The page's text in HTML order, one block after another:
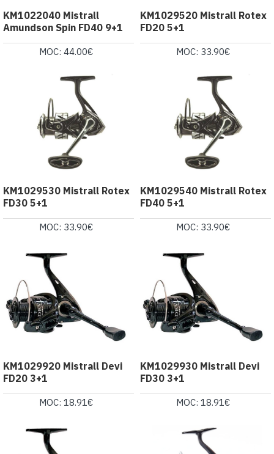
KM1022040 Mistrall
Amundson Spin FD40 9+1
MOC: 44.00€
KM1029520 Mistrall Rotex
FD20 5+1
MOC: 33.90€
KM1029530 Mistrall Rotex
FD30 5+1
MOC: 33.90€
KM1029540 Mistrall Rotex
FD40 5+1
MOC: 33.90€
KM1029920 Mistrall Devi
FD20 3+1
MOC: 18.91€
KM1029930 Mistrall Devi
FD30 3+1
MOC: 18.91€